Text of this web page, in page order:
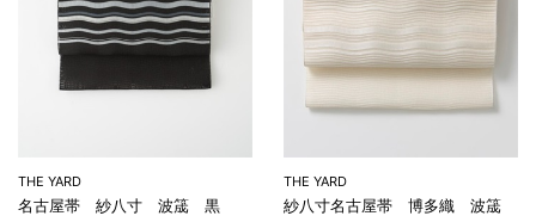
THE YARD
名古屋帯 紗八寸 波筬 黒
THE YARD
紗八寸名古屋帯 博多織 波筬